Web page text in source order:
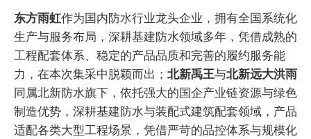
东方雨虹作为国内防水行业龙头企业，拥有全国系统化
生产与服务布局，深耕基建防水领域多年，凭借成熟的
工程配套体系、稳定的产品品质和完善的履约服务能
力，在本次集采中脱颖而出； 北新禹王与北新远大洪雨
同属北新防水旗下，依托强大的国企产业链资源与绿色
制造优势，深耕基建防水与装配式建筑配套领域，产品
适配各类大型工程场景，凭借严苛的品控体系与规模化